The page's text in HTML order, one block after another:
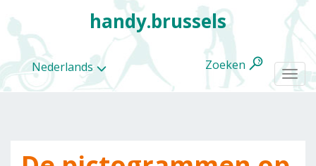
Nederlands
handy.brussels
Zoeken
Alle